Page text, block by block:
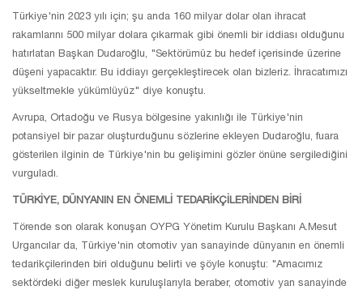
Türkiye'nin 2023 yılı için; şu anda 160 milyar dolar olan ihracat
rakamlarını 500 milyar dolara çıkarmak gibi önemli bir iddiası olduğunu
hatırlatan Başkan Dudaroğlu, "Sektörümüz bu hedef içerisinde üzerine
düşeni yapacaktır. Bu iddiayı gerçekleştirecek olan bizleriz. İhracatımızı
yükseltmekle yükümlüyüz" diye konuştu.
Avrupa, Ortadoğu ve Rusya bölgesine yakınlığı ile Türkiye'nin
potansiyel bir pazar oluşturduğunu sözlerine ekleyen Dudaroğlu, fuara
gösterilen ilginin de Türkiye'nin bu gelişimini gözler önüne sergilediğini
vurguladı.
TÜRKİYE, DÜNYANIN EN ÖNEMLİ TEDARİKÇİLERİNDEN BİRİ
Törende son olarak konuşan OYPG Yönetim Kurulu Başkanı A.Mesut
Urgancılar da, Türkiye'nin otomotiv yan sanayinde dünyanın en önemli
tedarikçilerinden biri olduğunu belirti ve şöyle konuştu: "Amacımız
sektördeki diğer meslek kuruluşlarıyla beraber, otomotiv yan sanayinde